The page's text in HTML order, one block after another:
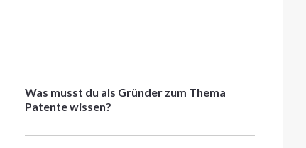
Was musst du als Gründer zum Thema
Patente wissen?